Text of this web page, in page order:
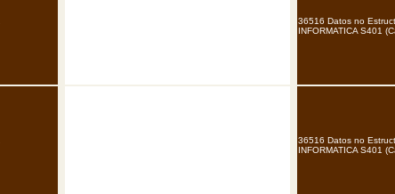
36516 Datos no
INFORMATICA S401
36516 Datos no
INFORMATICA S401